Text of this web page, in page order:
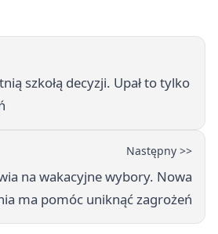
szkołą decyzji. Upał to tylko
Następny >>
na wakacyjne wybory. Nowa
ma pomóc uniknąć zagrożeń